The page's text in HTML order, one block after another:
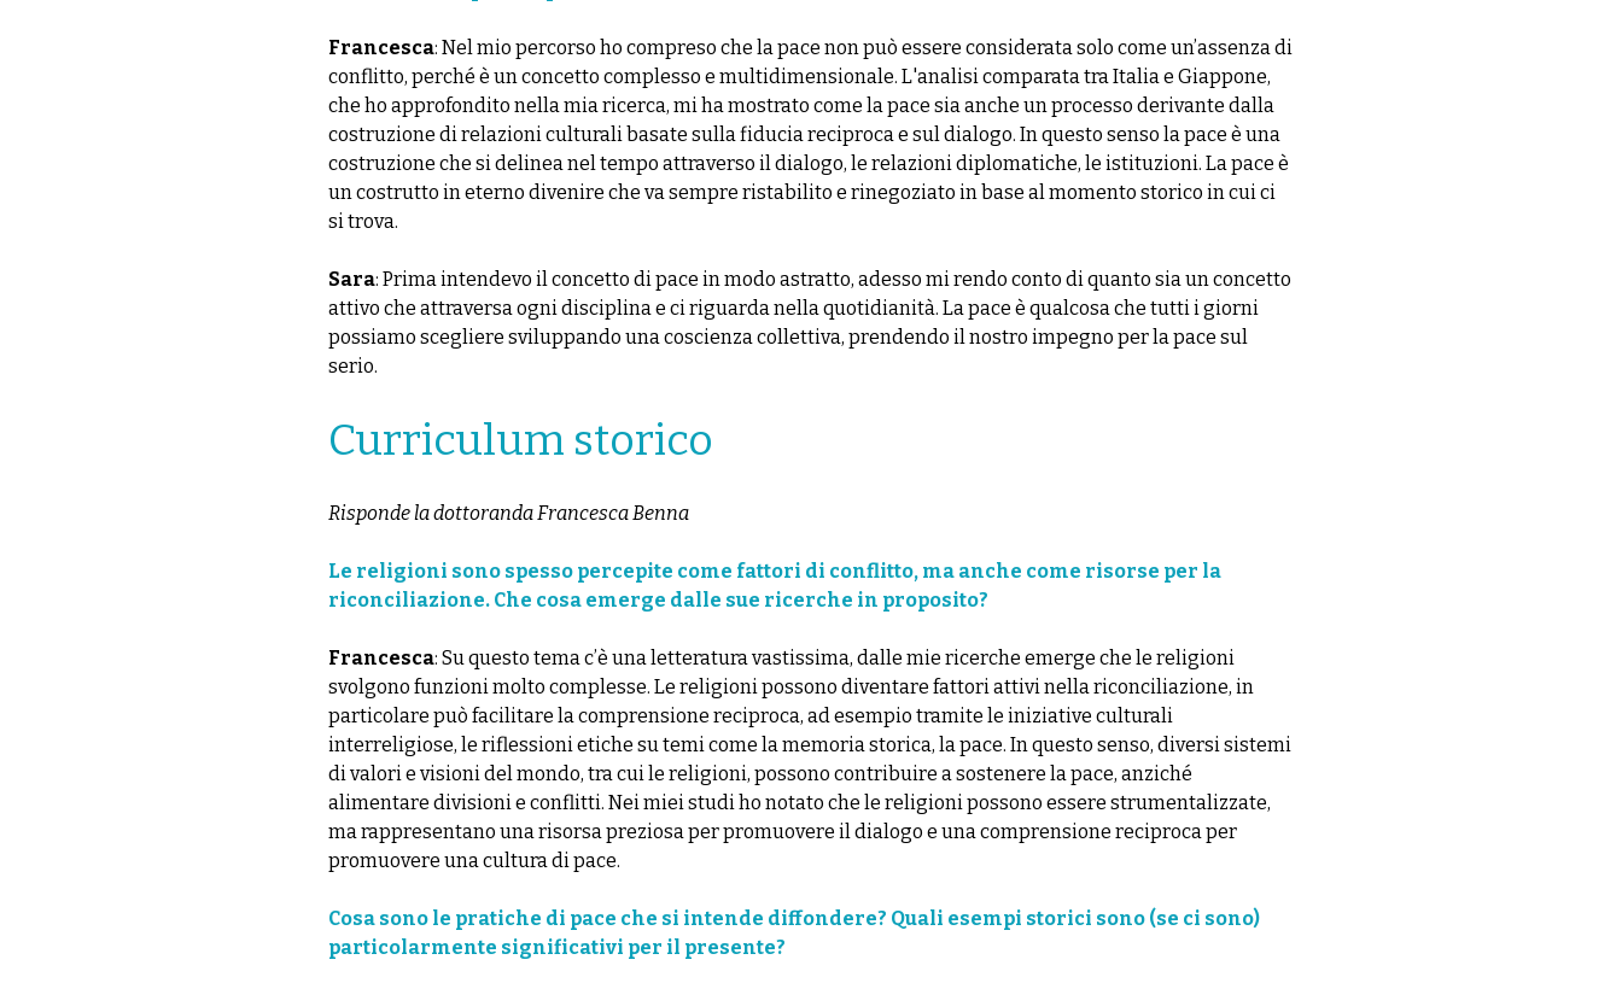
Francesca: Nel mio percorso ho compreso che la pace non può essere considerata solo come un’assenza di
conflitto, perché è un concetto complesso e multidimensionale. L'analisi comparata tra Italia e Giappone,
che ho approfondito nella mia ricerca, mi ha mostrato come la pace sia anche un processo derivante dalla
costruzione di relazioni culturali basate sulla fiducia reciproca e sul dialogo. In questo senso la pace è una
costruzione che si delinea nel tempo attraverso il dialogo, le relazioni diplomatiche, le istituzioni. La pace è
un costrutto in eterno divenire che va sempre ristabilito e rinegoziato in base al momento storico in cui ci
si trova.
Sara: Prima intendevo il concetto di pace in modo astratto, adesso mi rendo conto di quanto sia un concetto
attivo che attraversa ogni disciplina e ci riguarda nella quotidianità. La pace è qualcosa che tutti i giorni
possiamo scegliere sviluppando una coscienza collettiva, prendendo il nostro impegno per la pace sul
serio.
Curriculum storico
Risponde la dottoranda Francesca Benna
Le religioni sono spesso percepite come fattori di conflitto, ma anche come risorse per la
riconciliazione. Che cosa emerge dalle sue ricerche in proposito?
Francesca: Su questo tema c’è una letteratura vastissima, dalle mie ricerche emerge che le religioni
svolgono funzioni molto complesse. Le religioni possono diventare fattori attivi nella riconciliazione, in
particolare può facilitare la comprensione reciproca, ad esempio tramite le iniziative culturali
interreligiose, le riflessioni etiche su temi come la memoria storica, la pace. In questo senso, diversi sistemi
di valori e visioni del mondo, tra cui le religioni, possono contribuire a sostenere la pace, anziché
alimentare divisioni e conflitti. Nei miei studi ho notato che le religioni possono essere strumentalizzate,
ma rappresentano una risorsa preziosa per promuovere il dialogo e una comprensione reciproca per
promuovere una cultura di pace.
Cosa sono le pratiche di pace che si intende diffondere? Quali esempi storici sono (se ci sono)
particolarmente significativi per il presente?